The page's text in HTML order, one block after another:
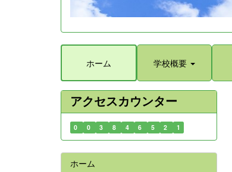
ホーム 学校概要
アクセスカウンター
0 0 3 8 4 6 5 2 1
ホーム